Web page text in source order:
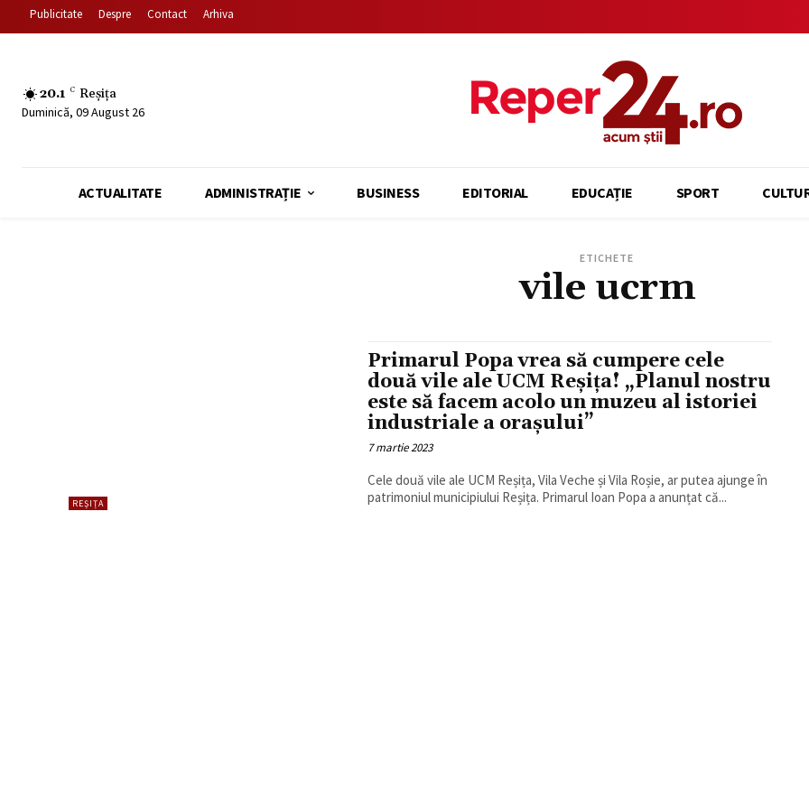
Publicitate Despre Contact Arhiva
20.1 C Reșița
Duminică, 09 August 26
ACTUALITATE ADMINISTRAȚIE BUSINESS EDITORIAL EDUCAȚIE SPORT
ETICHETE
vile ucrm
REȘIȚA
Primarul Popa vrea să cumpere cele
două vile ale UCM Reșița! „Planul nostru
este să facem acolo un muzeu al istoriei
industriale a orașului”
7 martie 2023
Cele două vile ale UCM Reșița, Vila Veche și Vila Roșie, ar putea ajunge în
patrimoniul municipiului Reșița. Primarul Ioan Popa a anunțat că...